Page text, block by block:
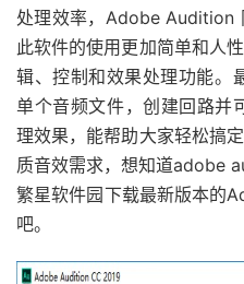
处理效率，Adobe Audition
此软件的使用更加简单和人
辑、控制和效果处理功能。
单个音频文件，创建回路并
理效果，能帮助大家轻松搞
质音效需求，想知道adobe
繁星软件园下载最新版本的
吧。